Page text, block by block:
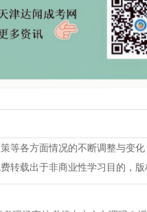
策等各方面情况的不断调整与变
费转载出于非商业性学习目的，